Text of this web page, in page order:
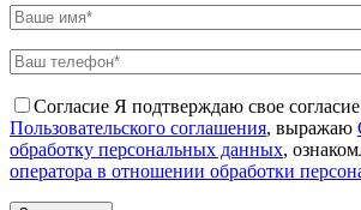
Согласие Я подтверждаю свое
Пользовательского соглашения, выражаю
обработку персональных данных,
оператора в отношении обработки